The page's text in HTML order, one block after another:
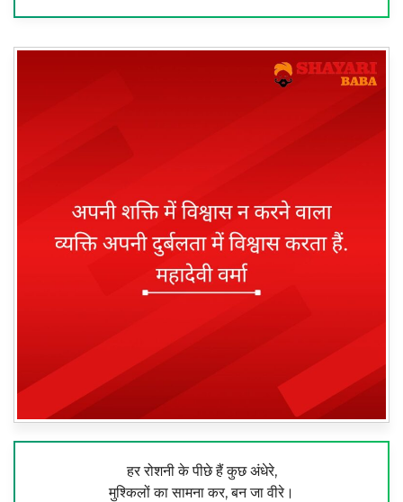
हर रोशनी के पीछे हैं कुछ अंधेरे,
मुश्किलों का सामना कर, बन जा वीरे।